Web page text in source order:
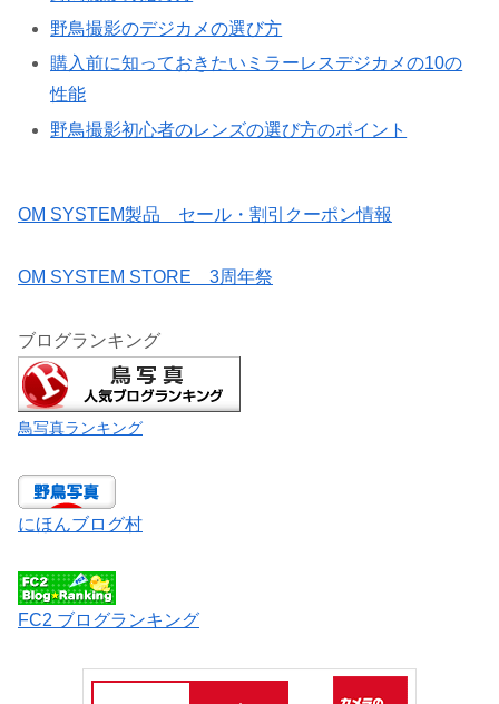
野鳥撮影のデジカメの選び方
購入前に知っておきたいミラーレスデジカメの10の
性能
野鳥撮影初心者のレンズの選び方のポイント
OM SYSTEM製品 セール・割引クーポン情報
OM SYSTEM STORE 3周年祭
ブログランキング
鳥写真ランキング
にほんブログ村
FC2 ブログランキング